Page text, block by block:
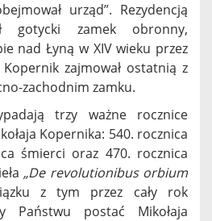
urząd”. Rezydencją
gotycki zamek obronny,
nad Łyną w XIV wieku przez
zajmował ostatnią z
zachodnim zamku.
trzy ważne rocznice
Kopernika: 540. rocznica
śmierci oraz 470. rocznica
„De revolutionibus orbium
z tym przez cały rok
Państwu postać Mikołaja